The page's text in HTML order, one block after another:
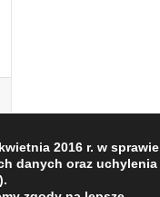
2016 r. w sprawie
danych oraz uchylenia